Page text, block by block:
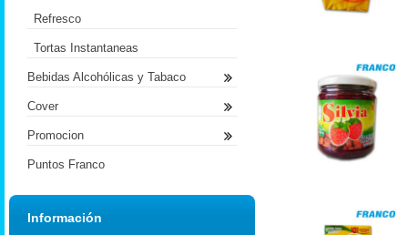
Refresco
Tortas Instantaneas
Bebidas Alcohólicas y Tabaco
Cover
Promocion
Puntos Franco
Información